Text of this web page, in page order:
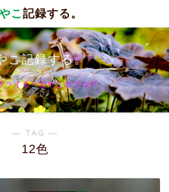
こ記録する。
こ記録する。
ライターあやこのブログ
― TAG ―
12色